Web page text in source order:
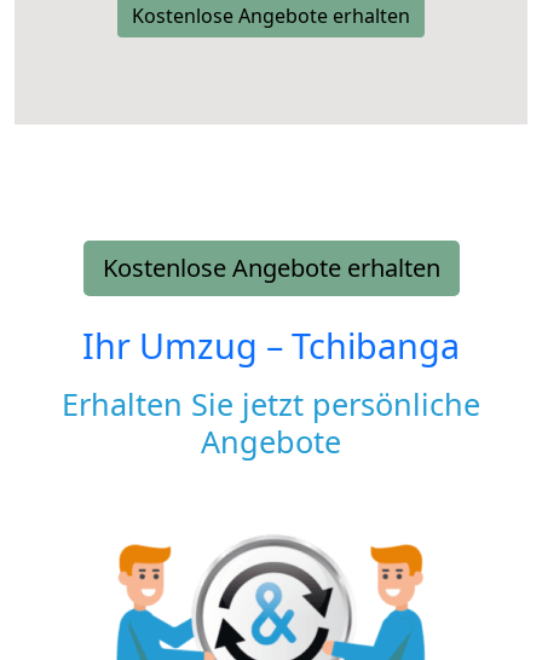
Kostenlose Angebote erhalten
Kostenlose Angebote erhalten
Ihr Umzug –Tchibanga
Erhalten Sie jetzt persönliche
Angebote